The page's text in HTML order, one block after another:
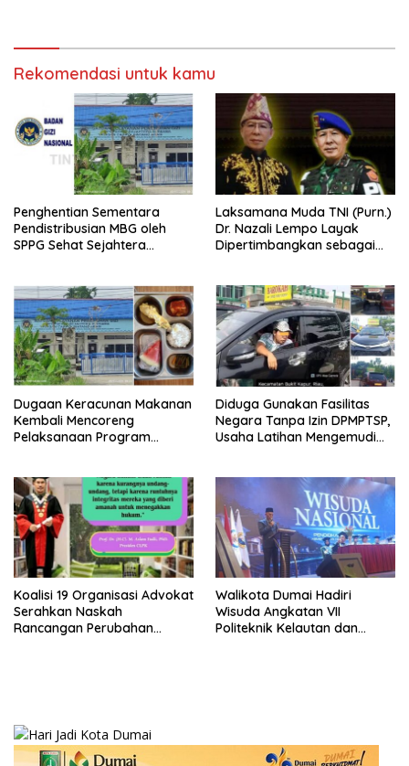
Rekomendasi untuk kamu
Penghentian Sementara
Pendistribusian MBG oleh
SPPG Sehat Sejahtera
Laksamana Muda TNI (Purn.)
Dr. Nazali Lempo Layak
Dipertimbangkan sebagai
Berkompromi terhadap
Penegakan Hukum
Dugaan Keracunan Makanan
Kembali Mencoreng
Pelaksanaan Program
Bersama Kota Dumai
Diduga Gunakan Fasilitas
Negara Tanpa Izin DPMPTSP,
Usaha Latihan Mengemudi
Koalisi 19 Organisasi Advokat
Serahkan Naskah
Rancangan Perubahan
Walikota Dumai Hadiri
Wisuda Angkatan VII
Politeknik Kelautan dan